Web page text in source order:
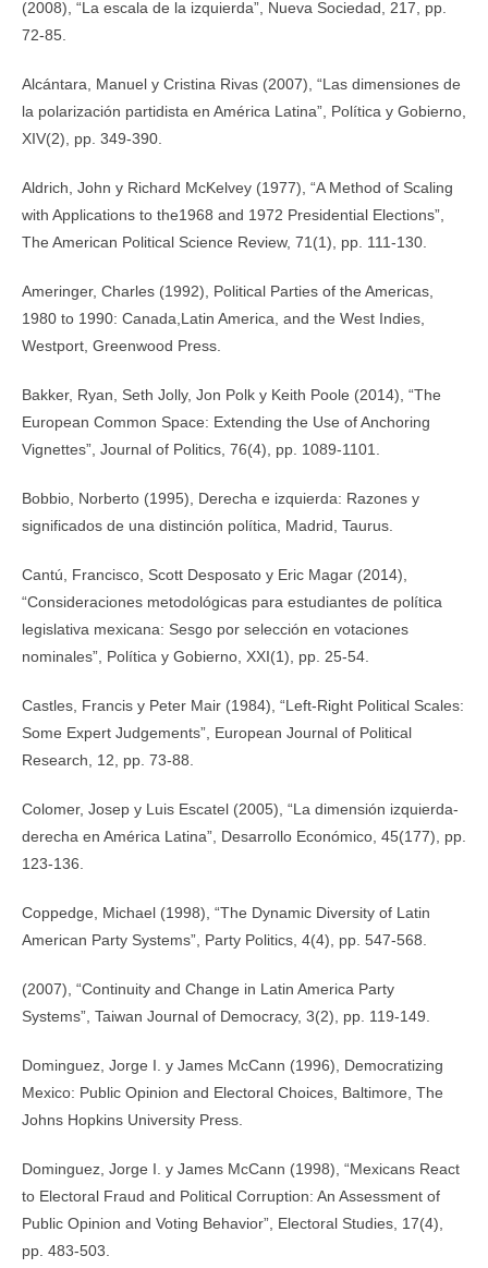
(2008), “La escala de la izquierda”, Nueva Sociedad, 217, pp.
72-85.
Alcántara, Manuel y Cristina Rivas (2007), “Las dimensiones de
la polarización partidista en América Latina”, Política y Gobierno,
XIV(2), pp. 349-390.
Aldrich, John y Richard McKelvey (1977), “A Method of Scaling
with Applications to the1968 and 1972 Presidential Elections”,
The American Political Science Review, 71(1), pp. 111-130.
Ameringer, Charles (1992), Political Parties of the Americas,
1980 to 1990: Canada,Latin America, and the West Indies,
Westport, Greenwood Press.
Bakker, Ryan, Seth Jolly, Jon Polk y Keith Poole (2014), “The
European Common Space: Extending the Use of Anchoring
Vignettes”, Journal of Politics, 76(4), pp. 1089-1101.
Bobbio, Norberto (1995), Derecha e izquierda: Razones y
significados de una distinción política, Madrid, Taurus.
Cantú, Francisco, Scott Desposato y Eric Magar (2014),
“Consideraciones metodológicas para estudiantes de política
legislativa mexicana: Sesgo por selección en votaciones
nominales”, Política y Gobierno, XXI(1), pp. 25-54.
Castles, Francis y Peter Mair (1984), “Left-Right Political Scales:
Some Expert Judgements”, European Journal of Political
Research, 12, pp. 73-88.
Colomer, Josep y Luis Escatel (2005), “La dimensión izquierda-
derecha en América Latina”, Desarrollo Económico, 45(177), pp.
123-136.
Coppedge, Michael (1998), “The Dynamic Diversity of Latin
American Party Systems”, Party Politics, 4(4), pp. 547-568.
(2007), “Continuity and Change in Latin America Party
Systems”, Taiwan Journal of Democracy, 3(2), pp. 119-149.
Dominguez, Jorge I. y James McCann (1996), Democratizing
Mexico: Public Opinion and Electoral Choices, Baltimore, The
Johns Hopkins University Press.
Dominguez, Jorge I. y James McCann (1998), “Mexicans React
to Electoral Fraud and Political Corruption: An Assessment of
Public Opinion and Voting Behavior”, Electoral Studies, 17(4),
pp. 483-503.